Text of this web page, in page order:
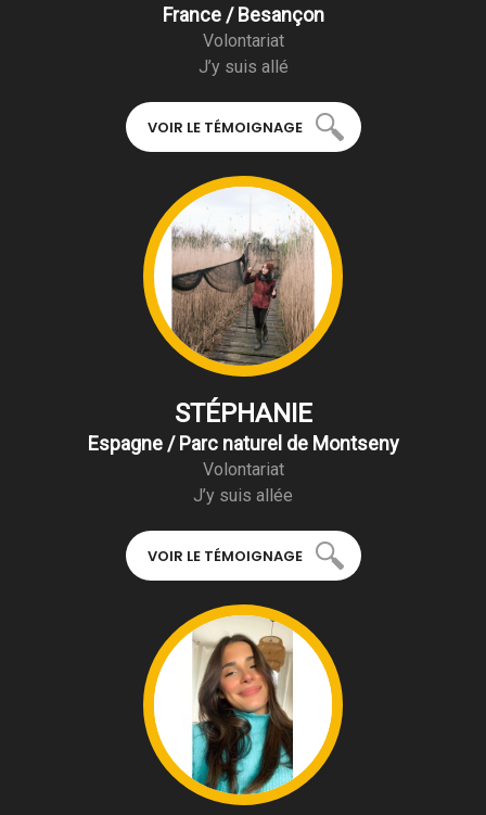
France / Besançon
Volontariat
J’y suis allé
VOIR LE TÉMOIGNAGE
STÉPHANIE
Espagne / Parc naturel de Montseny
Volontariat
J’y suis allée
VOIR LE TÉMOIGNAGE